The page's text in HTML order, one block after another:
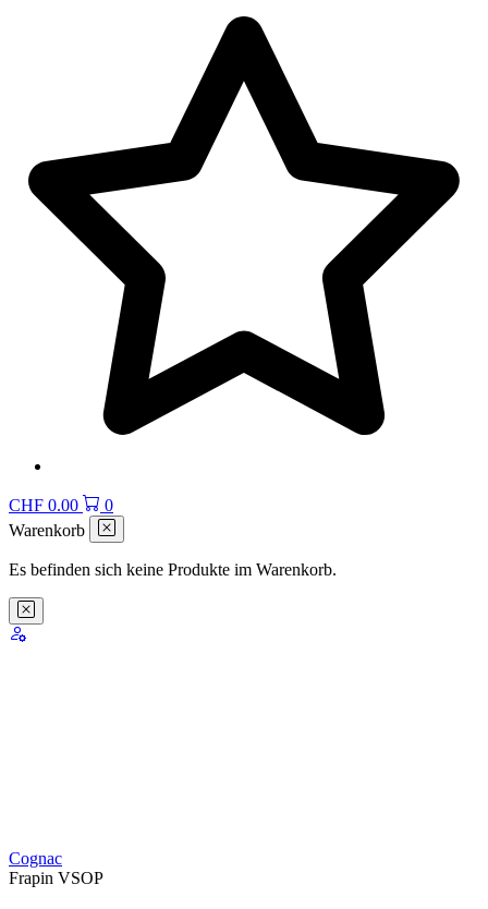
CHF 0.00
0
Warenkorb
Es befinden sich keine Produkte im Warenkorb.
Cognac
Frapin VSOP